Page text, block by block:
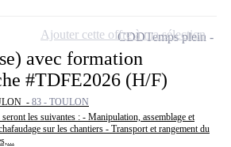
avec formation
#TDFE2026 (H/F)
- 83 - TOULON
les suivantes : - Manipulation, assemblage et
sur les chantiers - Transport et rangement du
CDDTemps plein
Ajouter cette offre à ma sélection